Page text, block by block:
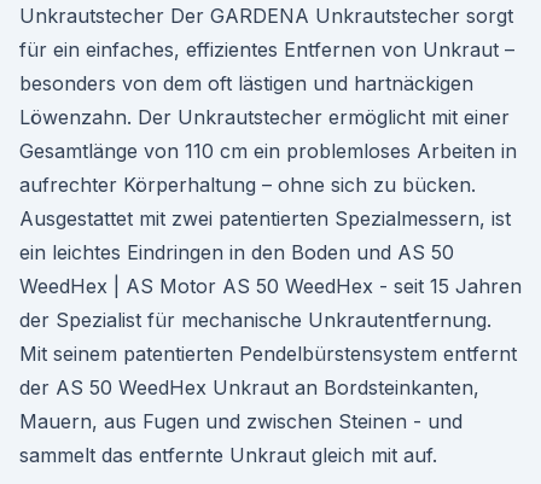
Unkrautstecher Der GARDENA Unkrautstecher sorgt
für ein einfaches, effizientes Entfernen von Unkraut –
besonders von dem oft lästigen und hartnäckigen
Löwenzahn. Der Unkrautstecher ermöglicht mit einer
Gesamtlänge von 110 cm ein problemloses Arbeiten in
aufrechter Körperhaltung – ohne sich zu bücken.
Ausgestattet mit zwei patentierten Spezialmessern, ist
ein leichtes Eindringen in den Boden und AS 50
WeedHex | AS Motor AS 50 WeedHex - seit 15 Jahren
der Spezialist für mechanische Unkrautentfernung.
Mit seinem patentierten Pendelbürstensystem entfernt
der AS 50 WeedHex Unkraut an Bordsteinkanten,
Mauern, aus Fugen und zwischen Steinen - und
sammelt das entfernte Unkraut gleich mit auf.